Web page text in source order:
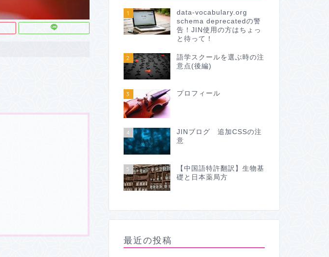
1
data-vocabulary.org
schema deprecatedの警
告！JIN使用の方はちょっ
と待って！
2
語学スクールを選ぶ時の注
意点(後編)
3 プロフィール
4
JINブログ 追加CSSの注
意
5
【中国語特許翻訳】生物基
礎と日本薬局方
最近の投稿